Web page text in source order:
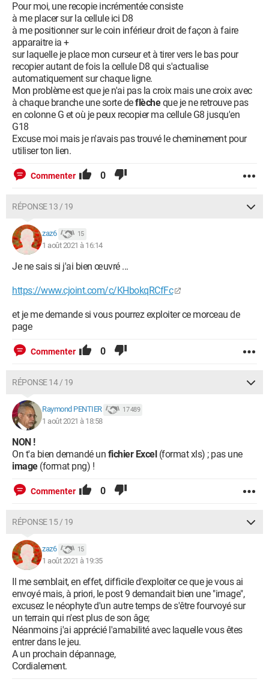
Pour moi, une recopie incrémentée consiste
à me placer sur la cellule ici D8
à me positionner sur le coin inférieur droit de façon à faire
apparaitre ia +
sur laquelle je place mon curseur et à tirer vers le bas pour
recopier autant de fois la cellule D8 qui s'actualise
automatiquement sur chaque ligne.
Mon problème est que je n'ai pas la croix mais une croix avec
à chaque branche une sorte deflècheque je ne retrouve pas
en colonne G et où je peux recopier ma cellule G8 jusqu'en
G18
Excuse moi mais je n'avais pas trouvé le cheminement pour
utiliser ton lien.
Commenter 0
RÉPONSE 13 / 19
zaz6 15
1 août 2021 à 16:14
Je ne sais si j'ai bien œuvré ...
https://www.cjoint.com/c/KHbokqRCfFc
et je me demande si vous pourrez exploiter ce morceau de
page
Commenter 0
RÉPONSE 14 / 19
Raymond PENTIER 17 489
1 août 2021 à 18:58
NON !
On t'a bien demandé un fichier Excel (format xls) ; pas une
image (format png) !
Commenter 0
RÉPONSE 15 / 19
zaz6 15
1 août 2021 à 19:35
Il me semblait, en effet, difficile d'exploiter ce que je vous ai
envoyé mais, à priori, le post 9 demandait bien une "image",
excusez le néophyte d'un autre temps de s'être fourvoyé sur
un terrain qui n'est plus de son âge;
Néanmoins j'ai apprécié l'amabilité avec laquelle vous êtes
entrer dans le jeu.
A un prochain dépannage,
Cordialement.